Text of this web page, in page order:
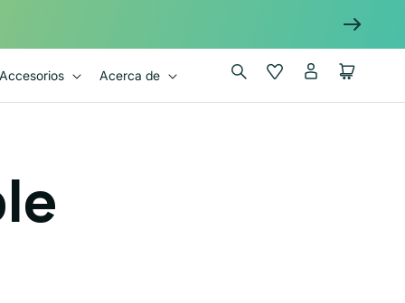
Accesorios Acerca de Wishlist
sesión
Carrito